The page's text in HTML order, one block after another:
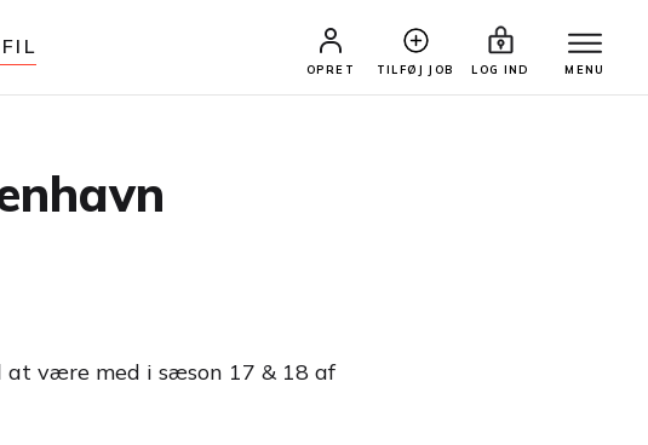
OPRET TILFØJ JOB LOG IND MENU
være med i sæson 17 & 18 af